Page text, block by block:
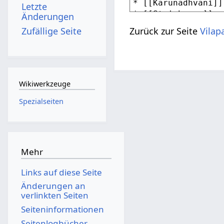
Zurück zur Seite
Letzte
Änderungen
Zufällige Seite
Wikiwerkzeuge
Spezialseiten
Mehr
Links auf diese Seite
Änderungen an
verlinkten Seiten
Seiten­­informationen